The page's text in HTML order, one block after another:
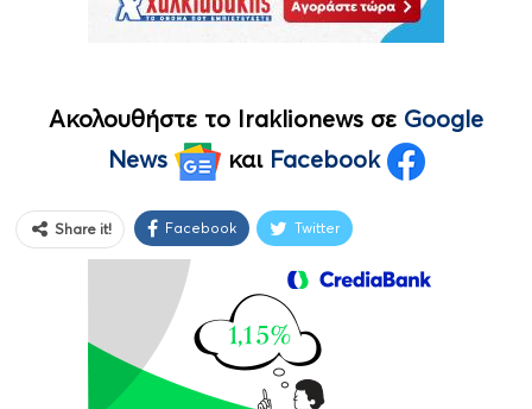
Ακολουθήστε το Iraklionews σε Google
News
και Facebook
Share it! Facebook Twitter